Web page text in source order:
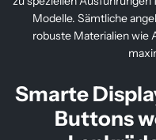
Modelle. Sämtliche
robuste Materialien wie
Smarte
Buttons